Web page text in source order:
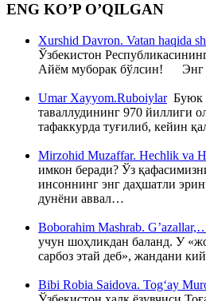
ENG KO’P O’QILGAN
Xurshid Davron. Vatan haqida
Ўзбекистон
Айём муборак бўлсин! Энг
Umar Xayyom.RuboiylarБуюк
таваллудининг 970 йиллиги
тафаккурда туғилиб, кейин
Mirzohid Muzaffar. Hechlik va
имкон беради? Ўз
инсоннинг энг даҳшатли
дунёни аввал…
Boborahim Mashrab.
учун шоҳликдан баланд. У
сарбоз этай деб», жандани
Bibi Robia Saidova. Tog‘ay